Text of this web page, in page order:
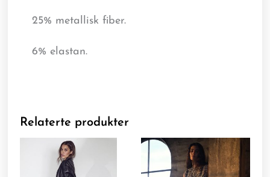
25% metallisk fiber.
6% elastan.
Relaterte produkter